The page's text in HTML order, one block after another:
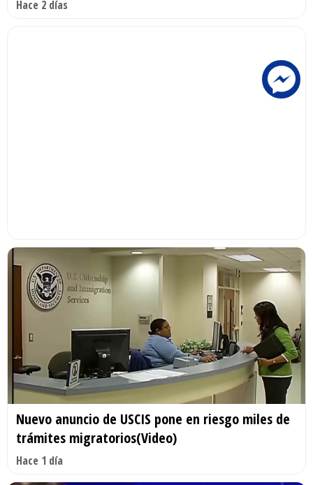
Hace 2 días
Nuevo anuncio de USCIS pone en riesgo miles de
trámites migratorios(Video)
Hace 1 día